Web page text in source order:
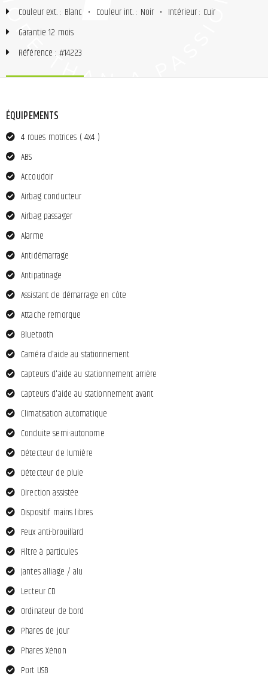
Couleur ext. : Blanc • Couleur int. : Noir • Intérieur : Cuir
Garantie 12 mois
Référence : #14223
ÉQUIPEMENTS
4 roues motrices ( 4x4 )
ABS
Accoudoir
Airbag conducteur
Airbag passager
Alarme
Antidémarrage
Antipatinage
Assistant de démarrage en côte
Attache remorque
Bluetooth
Caméra d'aide au stationnement
Capteurs d'aide au stationnement arrière
Capteurs d'aide au stationnement avant
Climatisation automatique
Conduite semi-autonome
Détecteur de lumière
Détecteur de pluie
Direction assistée
Dispositif mains libres
Feux anti-brouillard
Filtre à particules
Jantes alliage / alu
Lecteur CD
Ordinateur de bord
Phares de jour
Phares Xénon
Port USB